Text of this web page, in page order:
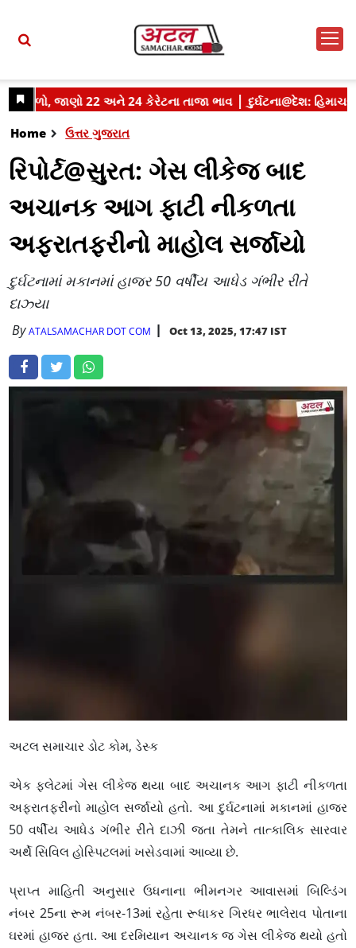
Home ઉત્તર ગુજરાત
રિપોર્ટ@સુરત: ગેસ લીકેજ બાદ
અચાનક આગ ફાટી નીકળતા
અફરાતફરીનો માહોલ સર્જાયો
દુર્ઘટનામાં મકાનમાં હાજર 50 વર્ષીય આધેડ ગંભીર રીતે
દાઝ્યા
ByATALSAMACHAR DOT COM Oct 13, 2025, 17:47 IST
અટલ સમાચાર ડોટ કોમ, ડેસ્ક
એક ફ્લેટમાં ગેસ લીકેજ થયા બાદ અચાનક આગ ફાટી નીકળતા
અફરાતફરીનો માહોલ સર્જાયો હતો. આ દુર્ઘટનામાં મકાનમાં હાજર
50 વર્ષીય આધેડ ગંભીર રીતે દાઝી જતા તેમને તાત્કાલિક સારવાર
અર્થે સિવિલ હોસ્પિટલમાં ખસેડવામાં આવ્યા છે.
પ્રાપ્ત માહિતી અનુસાર ઉધનાના ભીમનગર આવાસમાં બિલ્ડિંગ
નંબર 25ના રૂમ નંબર-13માં રહેતા રૂધાકર ગિરધર ભાલેરાવ પોતાના
ઘરમાં હાજર હતા. આ દરમિયાન અચાનક જ ગેસ લીકેજ થયો હતો